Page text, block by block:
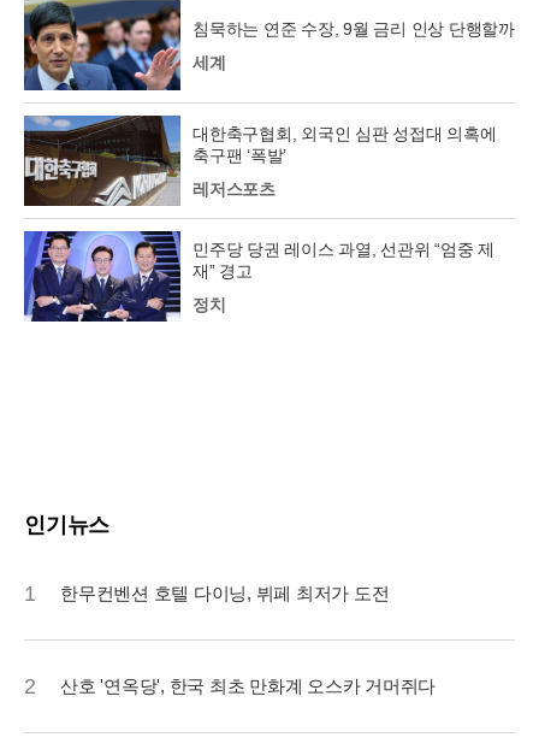
침묵하는 연준 수장, 9월 금리 인상 단행할까
세계
대한축구협회, 외국인 심판 성접대 의혹에
축구팬 ‘폭발’
레저스포츠
민주당 당권 레이스 과열, 선관위 “엄중 제
재” 경고
정치
인기뉴스
1 한무컨벤션 호텔 다이닝, 뷔페 최저가 도전
2 산호 '연옥당', 한국 최초 만화계 오스카 거머쥐다